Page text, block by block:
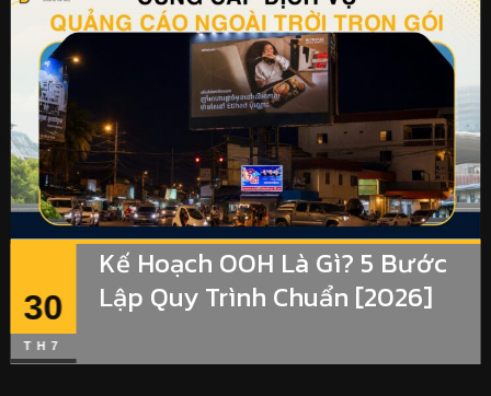
30
TH7
Kế Hoạch OOH Là Gì? 5 Bước
Lập Quy Trình Chuẩn [2026]